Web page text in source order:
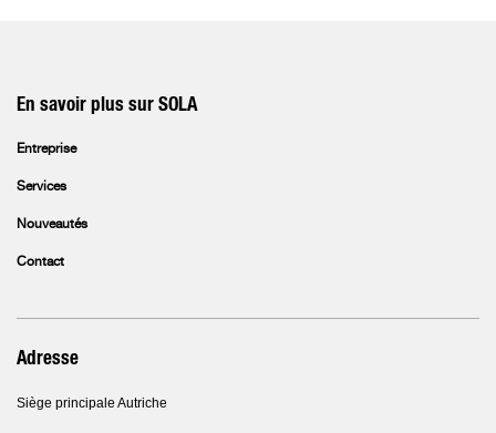
En savoir plus sur SOLA
Entreprise
Services
Nouveautés
Contact
Adresse
Siège principale Autriche